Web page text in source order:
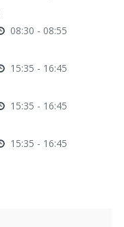
08:30 - 08:55
15:35 - 16:45
15:35 - 16:45
15:35 - 16:45